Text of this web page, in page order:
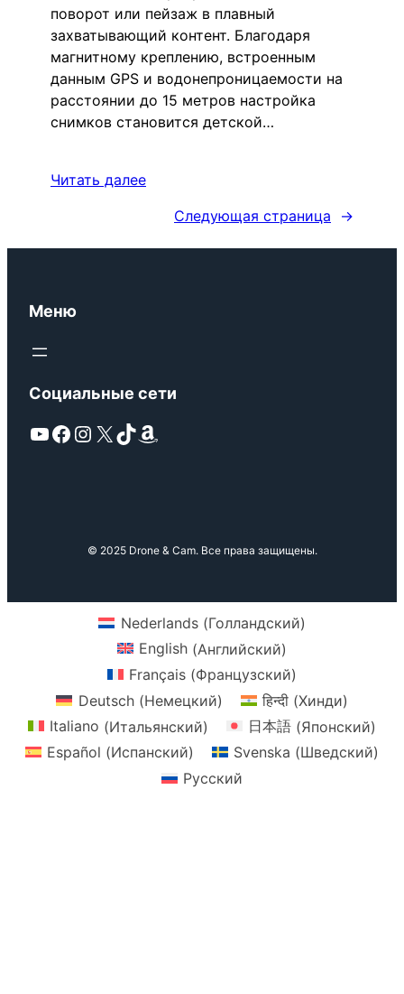
поворот или пейзаж в плавный
захватывающий контент. Благодаря
магнитному креплению, встроенным
данным GPS и водонепроницаемости на
расстоянии до 15 метров настройка
снимков становится детской…
Читать далее
Следующая страница
→
Меню
Социальные сети
YouTube Facebook Instagram X TikTok Amazon
© 2025 Drone & Cam. Все права защищены.
Nederlands(Голландский)
English (Английский)
Français (Французский)
Deutsch(Немецкий) हिन्दी(Хинди)
Italiano (Итальянский) 日本語 (Японский)
Español (Испанский) Svenska (Шведский)
Русский